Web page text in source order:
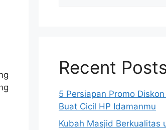
Recent
5 Persiapan Promo Diskon
Buat Cicil HP Idamanmu
Kubah Masjid Berkualitas